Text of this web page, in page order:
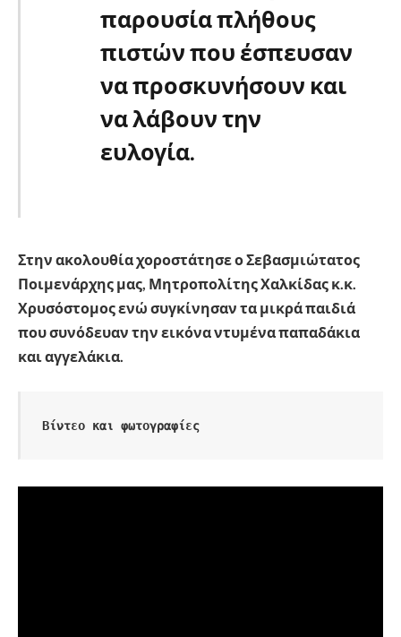
παρουσία πλήθους
πιστών που έσπευσαν
να προσκυνήσουν και
να λάβουν την
ευλογία.
Στην ακολουθία χοροστάτησε ο Σεβασμιώτατος
Ποιμενάρχης μας, Μητροπολίτης Χαλκίδας κ.κ.
Χρυσόστομος ενώ συγκίνησαν τα μικρά παιδιά
που συνόδευαν την εικόνα ντυμένα παπαδάκια
και αγγελάκια.
Βίντεο και φωτογραφίες